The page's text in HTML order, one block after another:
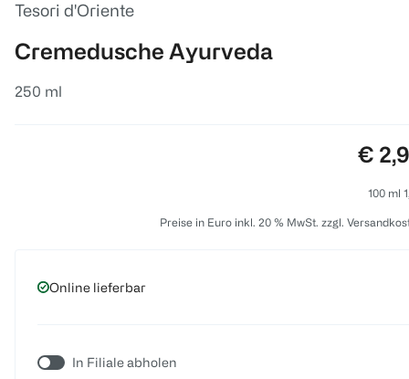
Tesori d'Oriente
Cremedusche Ayurveda
250 ml
€
100 ml
Preise in Euro inkl. 20 % MwSt. zzgl.
Online lieferbar
In Filiale abholen